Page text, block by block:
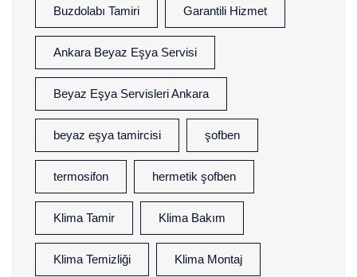
Buzdolabı Tamiri Garantili Hizmet
Ankara Beyaz Eşya Servisi
Beyaz Eşya Servisleri Ankara
beyaz eşya tamircisi şofben
termosifon hermetik şofben
Klima Tamir Klima Bakım
Klima Temizliği Klima Montaj